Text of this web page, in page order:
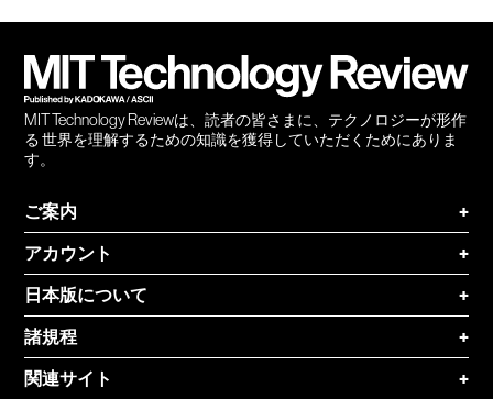
MIT Technology Reviewは、読者の皆さまに、テクノロジーが形作
る 世界を理解するための知識を獲得していただくためにありま
す。
ご案内
+
アカウント
+
日本版について
+
諸規程
+
関連サイト
+